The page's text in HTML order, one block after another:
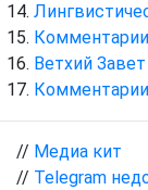
Ветхий
// Медиа кит
// Telegram